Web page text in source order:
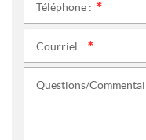
Téléphone :
Courriel :
Questions/